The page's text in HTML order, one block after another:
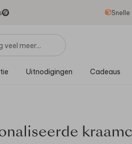
Snelle
Uitnodigingen Cadeaus